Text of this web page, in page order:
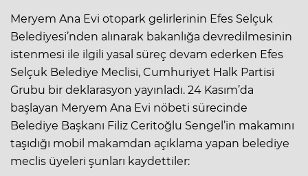
Meryem Ana Evi otopark gelirlerinin Efes Selçuk
Belediyesi’nden alınarak bakanlığa devredilmesinin
istenmesi ile ilgili yasal süreç devam ederken Efes
Selçuk Belediye Meclisi, Cumhuriyet Halk Partisi
Grubu bir deklarasyon yayınladı. 24 Kasım’da
başlayan Meryem Ana Evi nöbeti sürecinde
Belediye Başkanı Filiz Ceritoğlu Sengel’in makamını
taşıdığı mobil makamdan açıklama yapan belediye
meclis üyeleri şunları kaydettiler: